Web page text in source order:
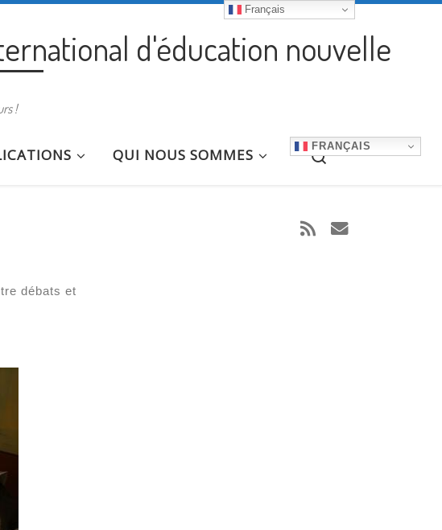
d'éducation nouvelle
!
QUI NOUS SOMMES FRANÇAIS
Search
débats et
Français